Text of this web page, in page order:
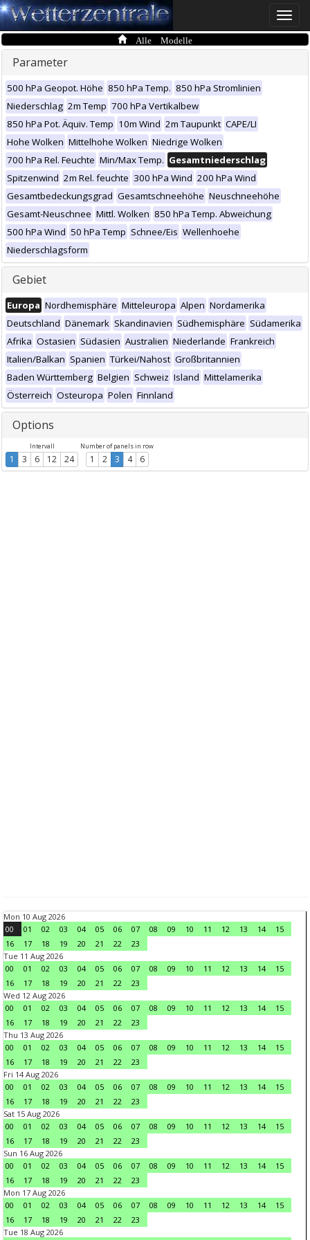
Toggle
Alle Modelle
Parameter
500 hPa Geopot. Höhe 850 hPa Temp. 850 hPa Stromlinien
Niederschlag 2m Temp 700 hPa Vertikalbew
850 hPa Pot. Äquiv. Temp 10m Wind 2m Taupunkt CAPE/LI
Hohe Wolken Mittelhohe Wolken Niedrige Wolken
700 hPa Rel. Feuchte Min/Max Temp. Gesamtniederschlag
Spitzenwind 2m Rel. feuchte 300 hPa Wind 200 hPa Wind
Gesamtbedeckungsgrad Gesamtschneehöhe Neuschneehöhe
Gesamt-Neuschnee Mittl. Wolken 850 hPa Temp. Abweichung
500 hPa Wind 50 hPa Temp Schnee/Eis Wellenhoehe
Niederschlagsform
Gebiet
Europa Nordhemisphäre Mitteleuropa Alpen Nordamerika
Deutschland Dänemark Skandinavien Südhemisphäre Südamerika
Afrika Ostasien Südasien Australien Niederlande Frankreich
Italien/Balkan Spanien Türkei/Nahost Großbritannien
Baden Württemberg Belgien Schweiz Island Mittelamerika
Österreich Osteuropa Polen Finnland
Options
Intervall
1 3 6 12 24
Number of panels in row
1 2 3 4 6
Mon 10 Aug 2026
00
01 02 03 04 05 06 07 08 09 10 11 12 13 14
15
16
17 18 19 20 21 22
23
Tue 11 Aug 2026
00
01 02 03 04 05 06 07 08 09 10 11 12 13 14
15
16
17 18 19 20 21 22
23
Wed 12 Aug 2026
00
01 02 03 04 05 06 07 08 09 10 11 12 13 14
15
16
17 18 19 20 21 22
23
Thu 13 Aug 2026
00
01 02 03 04 05 06 07 08 09 10 11 12 13 14
15
16
17 18 19 20 21 22
23
Fri 14 Aug 2026
00
01 02 03 04 05 06 07 08 09 10 11 12 13 14
15
16
17 18 19 20 21 22
23
Sat 15 Aug 2026
00
01 02 03 04 05 06 07 08 09 10 11 12 13 14
15
16
17 18 19 20 21 22
23
Sun 16 Aug 2026
00
01 02 03 04 05 06 07 08 09 10 11 12 13 14
15
16
17 18 19 20 21 22
23
Mon 17 Aug 2026
00
01 02 03 04 05 06 07 08 09 10 11 12 13 14
15
16
17 18 19 20 21 22
23
Tue 18 Aug 2026